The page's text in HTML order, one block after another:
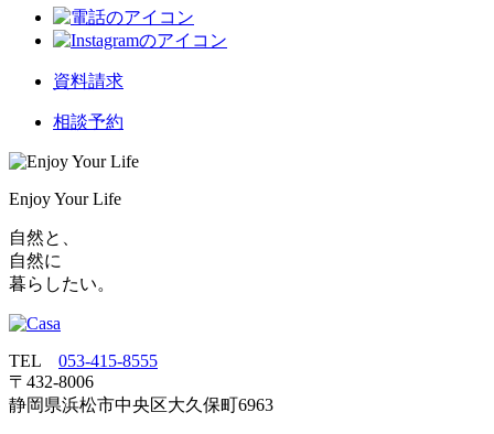
資料請求
相談予約
Enjoy Your Life
自然と、
自然に
暮らしたい。
TEL 053‐415‐8555
〒432‐8006
静岡県浜松市中央区大久保町6963